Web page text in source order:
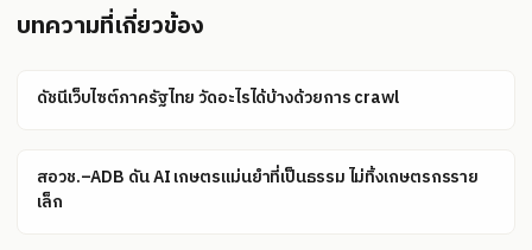
บทความที่เกี่ยวข้อง
ดัชนีเว็บไซต์ภาครัฐไทย วัดอะไรได้บ้างด้วยการ crawl
สอวช.–ADB ดัน AI เกษตรแม่นยำที่เป็นธรรม ไม่ทิ้งเกษตรกรราย
เล็ก